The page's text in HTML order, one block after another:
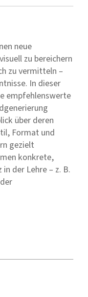
neue
zu bereichern
zu vermitteln –
In dieser
empfehlenswerte
über deren
Format und
gezielt
konkrete,
der Lehre – z. B.